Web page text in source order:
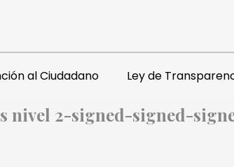
al Ciudadano Ley de
nivel 2-signed-signed-